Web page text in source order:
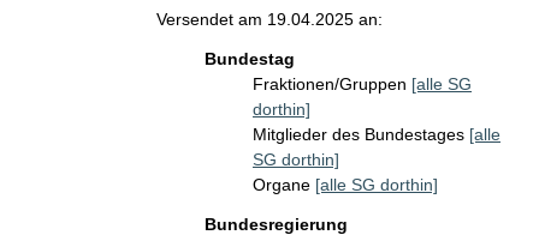
Versendet am 19.04.2025 an:
Bundestag
Fraktionen/Gruppen [alle SG
dorthin]
Mitglieder des Bundestages [alle
SG dorthin]
Organe [alle SG dorthin]
Bundesregierung